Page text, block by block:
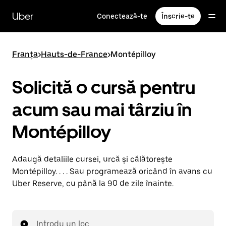
direct
conținutul
principal
Uber Conectează-te Înscrie-te
Franța>Hauts-de-France>Montépilloy
Solicită o cursă pentru
acum sau mai târziu în
Montépilloy
Adaugă detaliile cursei, urcă și călătorește
Montépilloy. . . . Sau programează oricând în avans cu
Uber Reserve, cu până la 90 de zile înainte.
Introdu un loc